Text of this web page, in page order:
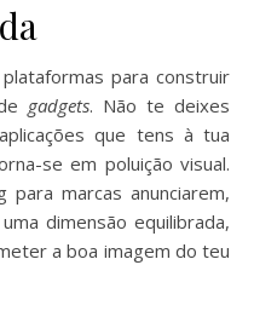
para construir
gadgets. Não te deixes
que tens à tua
se em poluição visual.
marcas anunciarem,
dimensão equilibrada,
a boa imagem do teu